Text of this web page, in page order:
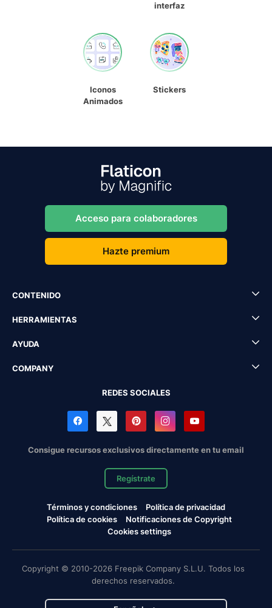
interfaz
Iconos
Animados
Stickers
Acceso para colaboradores
Hazte premium
CONTENIDO
HERRAMIENTAS
AYUDA
COMPANY
REDES SOCIALES
Consigue recursos exclusivos directamente en tu email
Regístrate
Términos y condiciones
Política de privacidad
Política de cookies
Notificaciones de Copyright
Cookies settings
Copyright © 2010-2026 Freepik Company S.L.U. Todos los
derechos reservados.